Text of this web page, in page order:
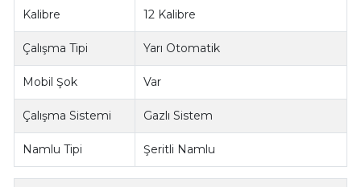
Kalibre 12 Kalibre
Çalışma Tipi Yarı Otomatik
Mobil Şok Var
Çalışma Sistemi Gazlı Sistem
Namlu Tipi Şeritli Namlu